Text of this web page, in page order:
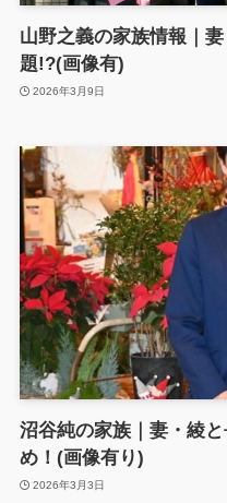
山野之義の家族情報｜
題!?(画像有)
2026年3月9日
沼谷純の家族｜妻・綾
め！(画像有り)
2026年3月3日